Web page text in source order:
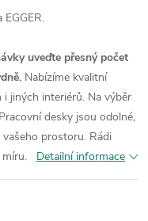
uveďte přesný počet
Nabízíme kvalitní
jiných interiérů. Na výběr
desky jsou odolné,
prostoru. Rádi
Detailní informace